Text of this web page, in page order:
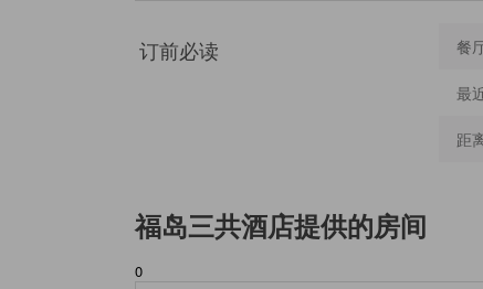
订前必读 餐
最
距
福岛三共酒店提供的房间
0